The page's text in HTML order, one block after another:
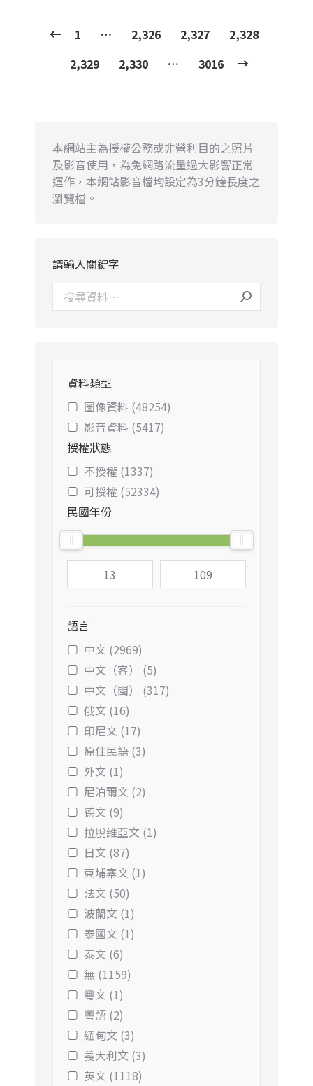
1 … 2,326 2,327
2,328
2,329
2,330 … 3016
本網站主為授權公務或非營利目的之照片
及影音使用，為免網路流量過大影響正常
運作，本網站影音檔均設定為3分鐘長度之
瀏覽檔。
請輸入關鍵字
資料類型
圖像資料 (48254)
影音資料 (5417)
授權狀態
不授權 (1337)
可授權 (52334)
民國年份
語言
中文 (2969)
中文（客） (5)
中文（閩） (317)
俄文 (16)
印尼文 (17)
原住民語 (3)
外文 (1)
尼泊爾文 (2)
德文 (9)
拉脫維亞文 (1)
日文 (87)
柬埔寨文 (1)
法文 (50)
波蘭文 (1)
泰國文 (1)
泰文 (6)
無 (1159)
粵文 (1)
粵語 (2)
緬甸文 (3)
義大利文 (3)
英文 (1118)